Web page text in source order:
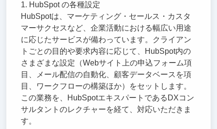
1. HubSpot の各種設定
HubSpotは、マーケティング・セールス・カスタ
マーサクセスなど、企業活動における幅広い用途
に応じたサービスが備わっています。クライアン
トごとの目的や要求内容に応じて、HubSpot内の
さまざまな設定（Webサイト上の申込フォーム項
目、メール配信の自動化、顧客データベースを項
目、ワークフローの構築ほか）をセットします。
この業務を、HubSpotエキスパートであるDXコン
サルタントのレクチャーを経て、対応いただきま
す。